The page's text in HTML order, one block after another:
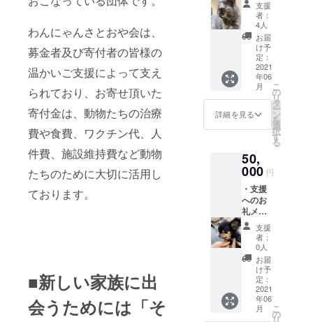
わんにゃんさとおや会は、
募金者及び寄付者の皆様の
温かいご支援によって支え
られており、お寄せ頂いた
寄付金は、動物たちの治療
費や食費、ワクチン代、人
件費、施設維持費など動物
たちのために大切に活用し
ております。
■新しい家族に出
会うためには「そ
物の殺処
分・飼育放
棄ゼロを永
続的に実現
するため、
飼育が困難
人・団体を
て、動物保
護活動を行
に、市民や
子どもに対
して動物愛
護精神・生
命尊重精神
を周知する
ため、動物
とのふれあ
支援
者：
4人
お届
け予
定：
2021
年06
月
詳細を見る
こ
の
リ
タ
ー
ン
を
選
択
す
る
50,
000 円
・支援
へのお
礼メー
ル
支援
者：
0人
お届
け予
定：
2021
年06
月
こ
の